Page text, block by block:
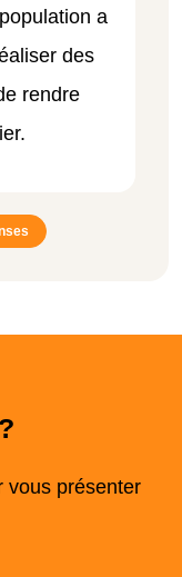
a
des
rendre
vous présenter